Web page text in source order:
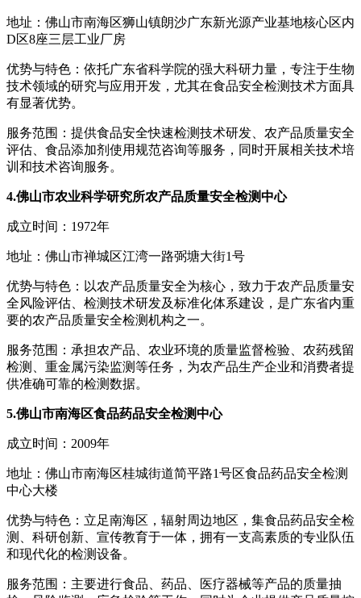
地址：佛山市南海区狮山镇朗沙广东新光源产业基地核心区内
D区8座三层工业厂房
优势与特色：依托广东省科学院的强大科研力量，专注于生物
技术领域的研究与应用开发，尤其在食品安全检测技术方面具
有显著优势。
服务范围：提供食品安全快速检测技术研发、农产品质量安全
评估、食品添加剂使用规范咨询等服务，同时开展相关技术培
训和技术咨询服务。
4.佛山市农业科学研究所农产品质量安全检测中心
成立时间：1972年
地址：佛山市禅城区江湾一路弼塘大街1号
优势与特色：以农产品质量安全为核心，致力于农产品质量安
全风险评估、检测技术研发及标准化体系建设，是广东省内重
要的农产品质量安全检测机构之一。
服务范围：承担农产品、农业环境的质量监督检验、农药残留
检测、重金属污染监测等任务，为农产品生产企业和消费者提
供准确可靠的检测数据。
5.佛山市南海区食品药品安全检测中心
成立时间：2009年
地址：佛山市南海区桂城街道简平路1号区食品药品安全检测
中心大楼
优势与特色：立足南海区，辐射周边地区，集食品药品安全检
测、科研创新、宣传教育于一体，拥有一支高素质的专业队伍
和现代化的检测设备。
服务范围：主要进行食品、药品、医疗器械等产品的质量抽